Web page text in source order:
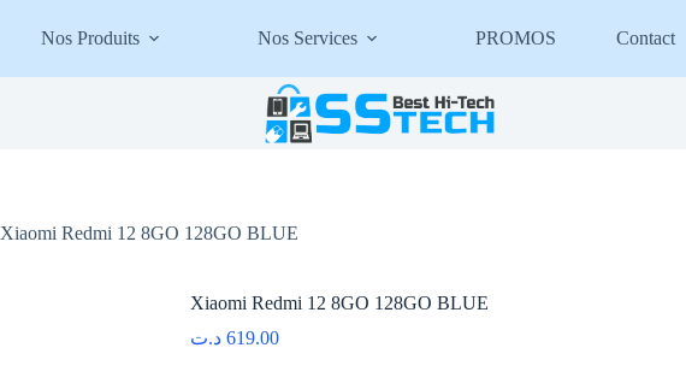
Nos Produits Nos Services PROMOS Contact
Xiaomi Redmi 12 8GO 128GO BLUE
Xiaomi Redmi 12 8GO 128GO BLUE
619.00 د.ت